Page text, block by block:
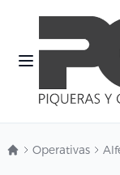
Toggle Nav
Operativas